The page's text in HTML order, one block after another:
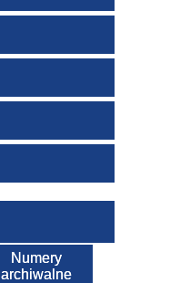
Pobierz PDF
Numery
archiwalne